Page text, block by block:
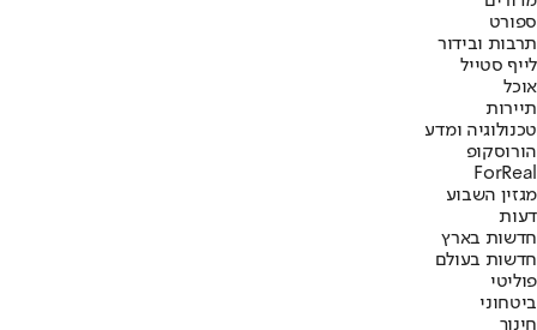
ספורט
תרבות ובידור
לייף סטייל
אוכל
תיירות
טכנולוגיה ומדע
הורוסקופ
ForReal
מגזין השבוע
דעות
חדשות בארץ
חדשות בעולם
פוליטי
ביטחוני
חינוך